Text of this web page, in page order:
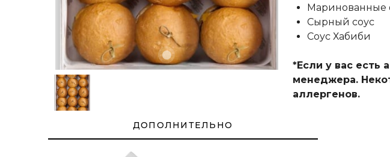
Маринованные
Сырный соус
Соус Хабиби
*Если у вас есть
менеджера.
аллергенов.
ДОПОЛНИТЕЛЬНО